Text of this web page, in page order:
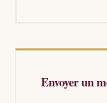
Envoyer un